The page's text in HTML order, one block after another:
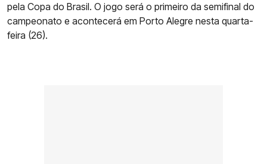
pela Copa do Brasil. O jogo será o primeiro da semifinal do
campeonato e acontecerá em Porto Alegre nesta quarta-
feira (26).